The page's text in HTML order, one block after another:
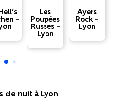
–
Les
Poupées
Russes –
Lyon
Ayers
Rock –
Lyon
de nuit à Lyon